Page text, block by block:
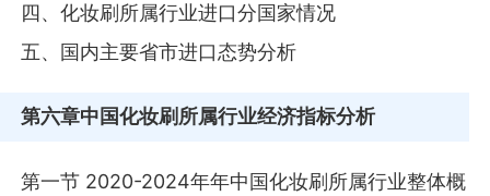
四、化妆刷所属行业进口分国家情况
五、国内主要省市进口态势分析
第六章中国化妆刷所属行业经济指标分析
第一节 2020-2024年年中国化妆刷所属行业整体概